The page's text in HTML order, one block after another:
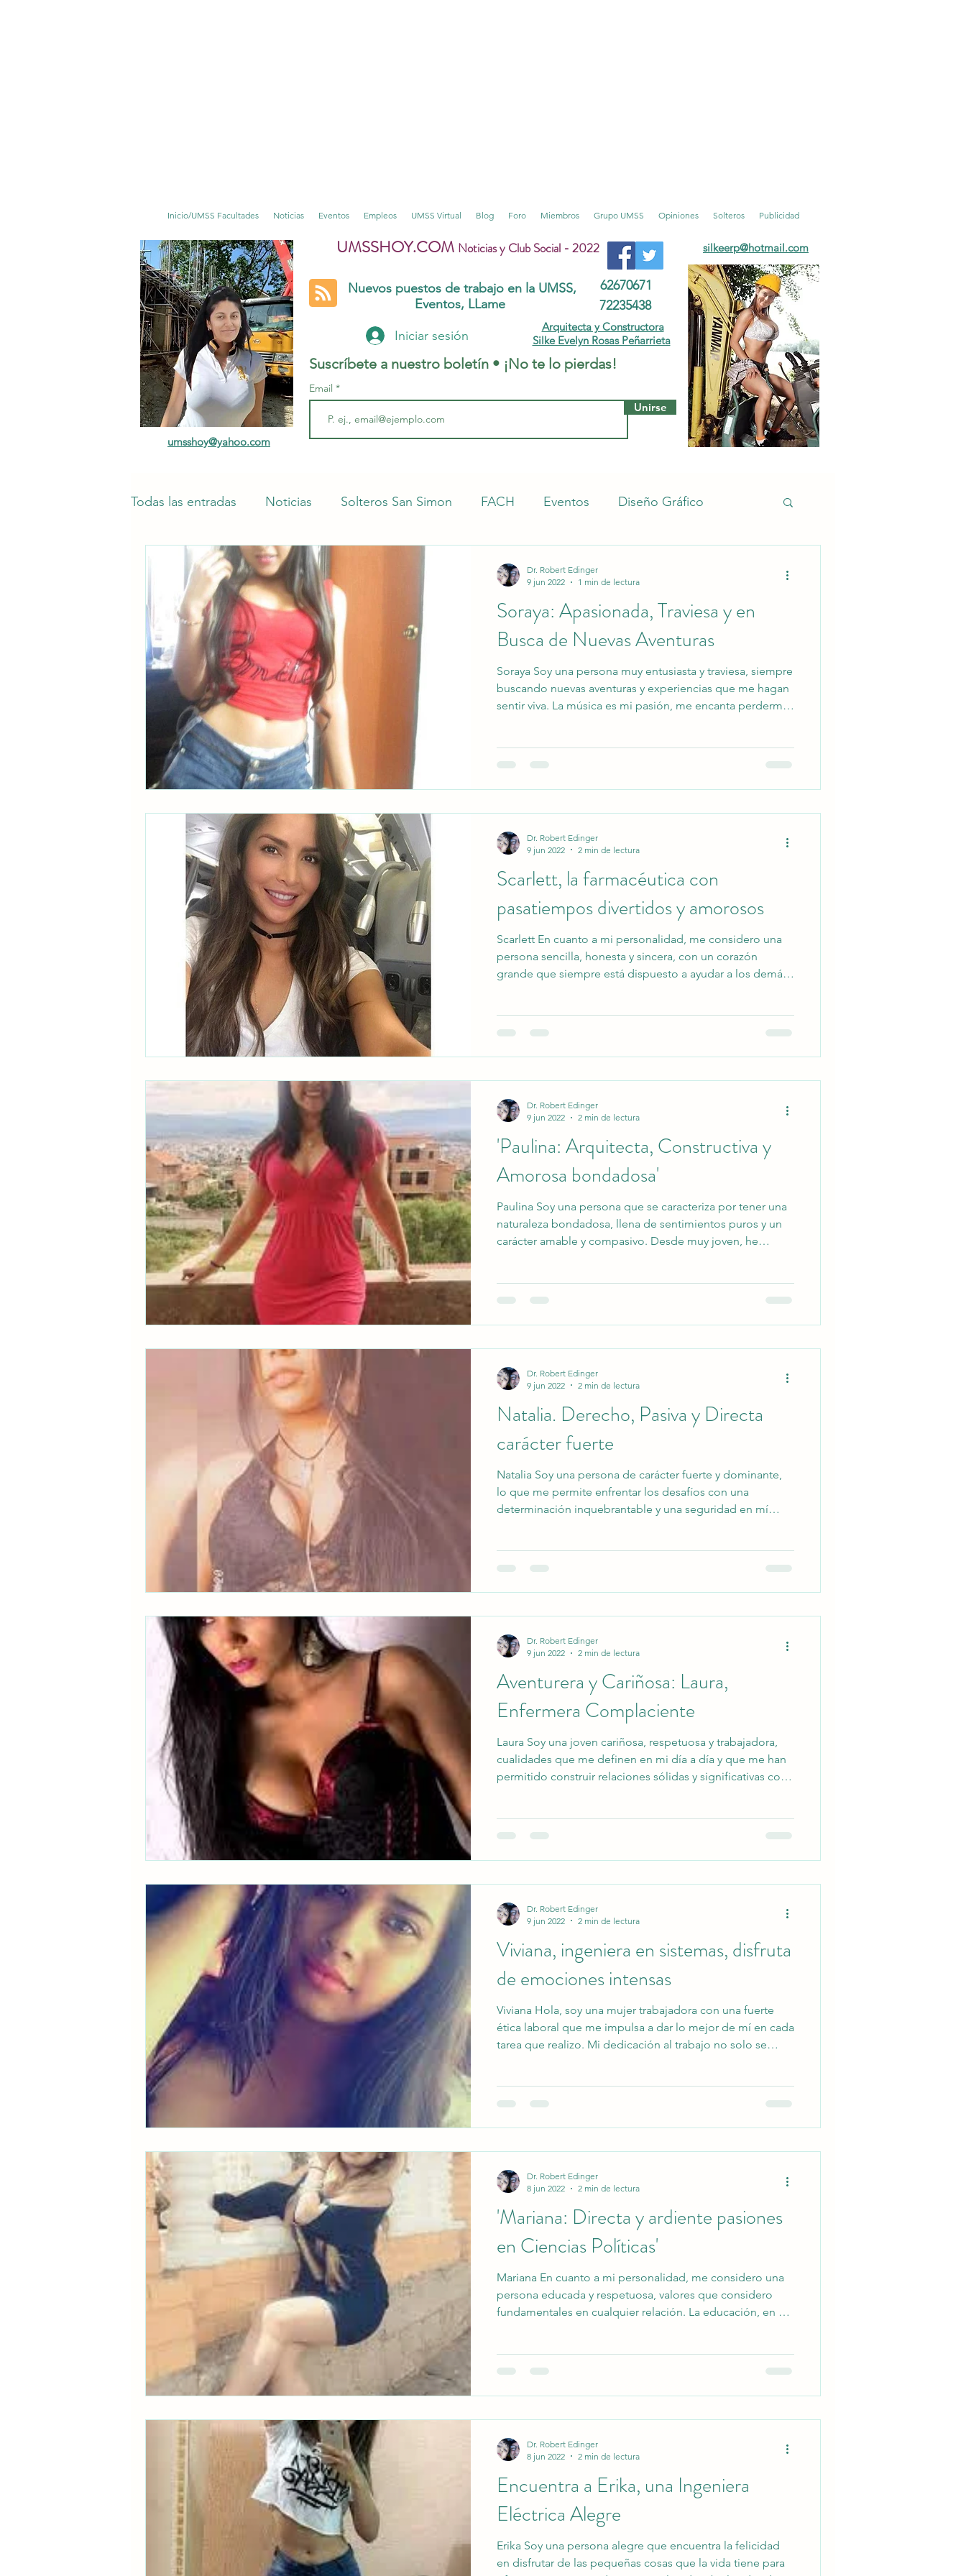
Inicio/UMSS Facultades Noticias Eventos Empleos UMSS Virtual Blog Foro Miembros Grupo UMSS Opiniones Solteros Publicidad
umsshoy@yahoo.com
UMSSHOY.COM Noticias y Club Social - 2022
Nuevos puestos de trabajo en la UMSS,
Eventos, LLame
62670671
72235438
Iniciar sesión
Arquitecta y Constructora
Silke Evelyn Rosas Peñarrieta
Suscríbete a nuestro boletín • ¡No te lo pierdas!
Email
Unirse
silkeerp@hotmail.com
Todas las entradas Noticias Solteros San Simon FACH Eventos Diseño Gráfico
COVID-19 y la UMSS Opiniones UMSS
Arq. Silke Evelyn Rosas Peñarrieta DamasSoraya: Apasionada, Traviesa y en
Busca de Nuevas Aventuras
Soraya Soy una persona muy entusiasta y traviesa, siempre
buscando nuevas aventuras y experiencias que me hagan
sentir viva. La música es mi pasión, me encanta perderme
aire fresco y los paisajes que me rodean. Además, de vez
Dr. Robert Edinger
9 jun 2022
1 min de lectura
Scarlett, la farmacéutica con
pasatiempos divertidos y amorosos
Scarlett En cuanto a mi personalidad, me considero una
persona sencilla, honesta y sincera, con un corazón
grande que siempre está dispuesto a ayudar a los demás.
aquellos que valoran la autenticidad y la transparencia en
Dr. Robert Edinger
9 jun 2022
2 min de lectura
'Paulina: Arquitecta, Constructiva y
Amorosa bondadosa'
Paulina Soy una persona que se caracteriza por tener una
naturaleza bondadosa, llena de sentimientos puros y un
carácter amable y compasivo. Desde muy joven, he
sino que también me permite establecer conexiones
Dr. Robert Edinger
9 jun 2022
2 min de lectura
Natalia. Derecho, Pasiva y Directa
carácter fuerte
Natalia Soy una persona de carácter fuerte y dominante,
lo que me permite enfrentar los desafíos con una
determinación inquebrantable y una seguridad en mí
asumo responsabilidades con entusiasmo. A pesar de
Dr. Robert Edinger
9 jun 2022
2 min de lectura
Aventurera y Cariñosa: Laura,
Enfermera Complaciente
Laura Soy una joven cariñosa, respetuosa y trabajadora,
cualidades que me definen en mi día a día y que me han
permitido construir relaciones sólidas y significativas con
actitud positiva y resiliente. Me considero una persona
Dr. Robert Edinger
9 jun 2022
2 min de lectura
Viviana, ingeniera en sistemas, disfruta
de emociones intensas
Viviana Hola, soy una mujer trabajadora con una fuerte
ética laboral que me impulsa a dar lo mejor de mí en cada
tarea que realizo. Mi dedicación al trabajo no solo se
me lleva a ser solidaria y empática con quienes me
Dr. Robert Edinger
9 jun 2022
2 min de lectura
'Mariana: Directa y ardiente pasiones
en Ciencias Políticas'
Mariana En cuanto a mi personalidad, me considero una
persona educada y respetuosa, valores que considero
fundamentales en cualquier relación. La educación, en mi
bailar; encuentro en la música y el movimiento una forma
Dr. Robert Edinger
8 jun 2022
2 min de lectura
Encuentra a Erika, una Ingeniera
Eléctrica Alegre
Erika Soy una persona alegre que encuentra la felicidad
en disfrutar de las pequeñas cosas que la vida tiene para
Dr. Robert Edinger
8 jun 2022
2 min de lectura